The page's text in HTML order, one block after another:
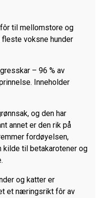
til mellomstore og
voksne hunder
– 96 % av
Inneholder
og den har
annet er den rik på
fordøyelsen,
kilde til betakarotener og
og katter er
et næringsrikt fôr av